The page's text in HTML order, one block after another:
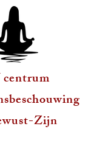
Zijn